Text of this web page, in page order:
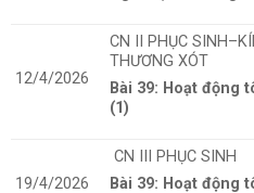
12/4/2026
CN II PHỤC
THƯƠNG XÓT
Bài 39: Hoạt động
(1)
19/4/2026
CN III PHỤC SINH
Bài 39: Hoạt động